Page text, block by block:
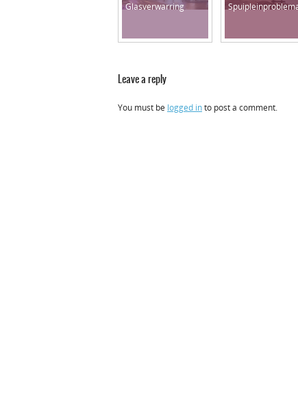
Glasverwarring
Leave a reply
You must be logged into post a comment.